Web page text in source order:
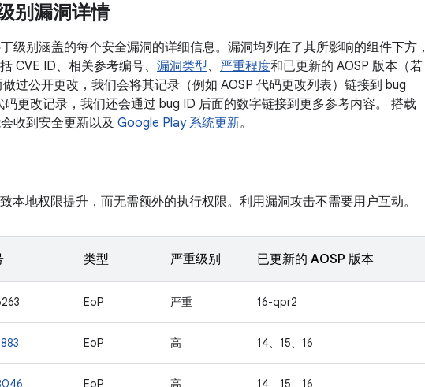
别漏洞详情
级别涵盖的每个安全漏洞的详细信息。漏洞均列在了其所影响的组件下方，
CVE ID、相关参考编号、 漏洞类型、 严重程度和已更新的 AOSP 版本（若
过公开更改，我们会将其记录（例如 AOSP 代码更改列表）链接到 bug
更改记录，我们还会通过 bug ID 后面的数字链接到更多参考内容。 搭载
收到安全更新以及 Google Play 系统更新。
本地权限提升，而无需额外的执行权限。利用漏洞攻击不需要用户互动。
类型 严重级别 已更新的 AOSP 版本
EoP 严重 16-qpr2
EoP 高 14、15、16
EoP 高 14、15、16